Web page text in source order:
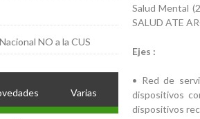
Salud Mental
SALUD ATE
Ejes :
• Red de
dispositivos
dispositivos
NO a la CUS
Varias